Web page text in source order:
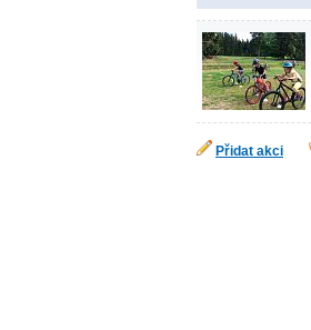
Přidat akci